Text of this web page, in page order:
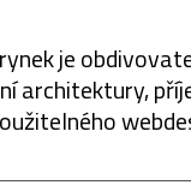
je
architektury,